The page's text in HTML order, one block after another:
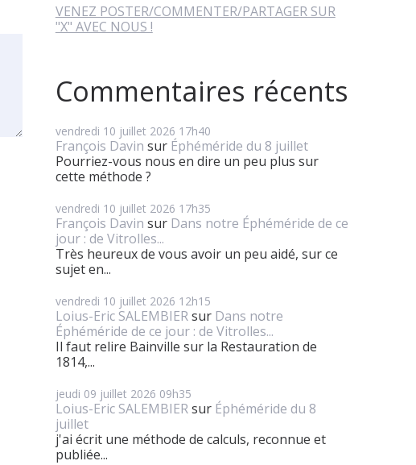
VENEZ POSTER/COMMENTER/PARTAGER SUR
"X" AVEC NOUS !
Commentaires récents
vendredi 10 juillet 2026 17h40
François Davin sur Éphéméride du 8 juillet
Pourriez-vous nous en dire un peu plus sur
cette méthode ?
vendredi 10 juillet 2026 17h35
François Davin sur Dans notre Éphéméride de ce
jour : de Vitrolles...
Très heureux de vous avoir un peu aidé, sur ce
sujet en...
vendredi 10 juillet 2026 12h15
Loius-Eric SALEMBIERsur Dans notre
Éphéméride de ce jour : de Vitrolles...
Il faut relire Bainville sur la Restauration de
1814,...
jeudi 09 juillet 2026 09h35
Loius-Eric SALEMBIERsur Éphéméride du 8
juillet
j'ai écrit une méthode de calculs, reconnue et
publiée...